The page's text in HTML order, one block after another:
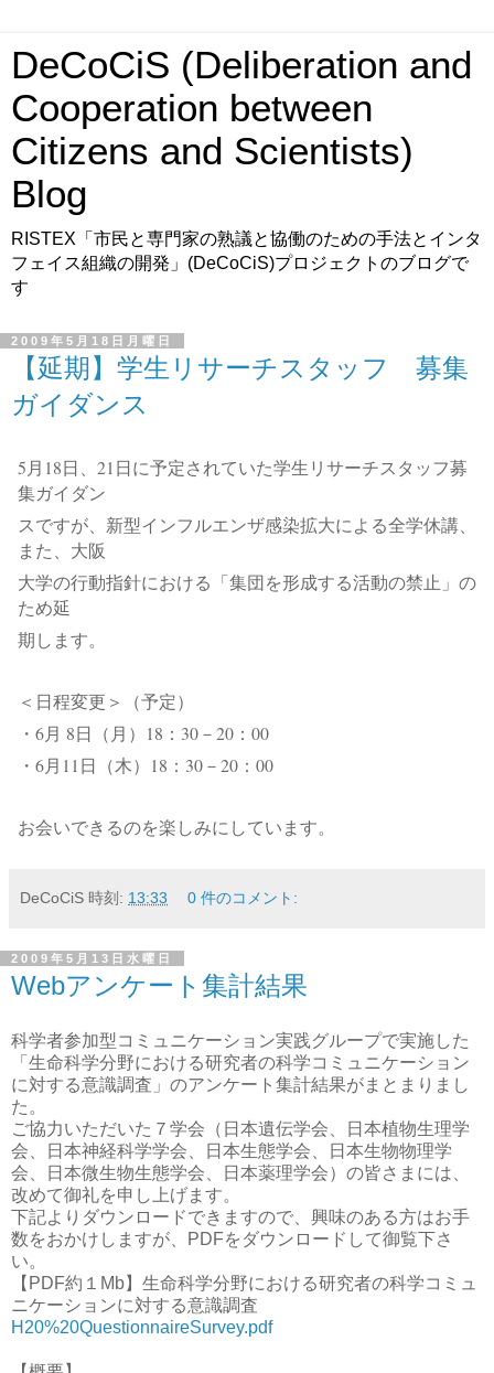
DeCoCiS (Deliberation and
Cooperation between
Citizens and Scientists)
Blog
RISTEX「市民と専門家の熟議と協働のための手法とインタ
フェイス組織の開発」(DeCoCiS)プロジェクトのブログで
す
2009年5月18日月曜日
【延期】学生リサーチスタッフ 募集
ガイダンス
5月18日、21日に予定されていた学生リサーチスタッフ募
集ガイダン
スですが、新型インフルエンザ感染拡大による全学休講、
また、大阪
大学の行動指針における「集団を形成する活動の禁止」の
ため延
期します。
＜日程変更＞（予定）
・6月 8日（月）18：30－20：00
・6月11日（木）18：30－20：00
お会いできるのを楽しみにしています。
DeCoCiS 時刻: 13:33 0 件のコメント:
2009年5月13日水曜日
Webアンケート集計結果
科学者参加型コミュニケーション実践グループで実施した
「生命科学分野における研究者の科学コミュニケーション
に対する意識調査」のアンケート集計結果がまとまりまし
た。
ご協力いただいた７学会（日本遺伝学会、日本植物生理学
会、日本神経科学学会、日本生態学会、日本生物物理学
会、日本微生物生態学会、日本薬理学会）の皆さまには、
改めて御礼を申し上げます。
下記よりダウンロードできますので、興味のある方はお手
数をおかけしますが、PDFをダウンロードして御覧下さ
い。
【PDF約１Mb】生命科学分野における研究者の科学コミュ
ニケーションに対する意識調査
H20%20QuestionnaireSurvey.pdf